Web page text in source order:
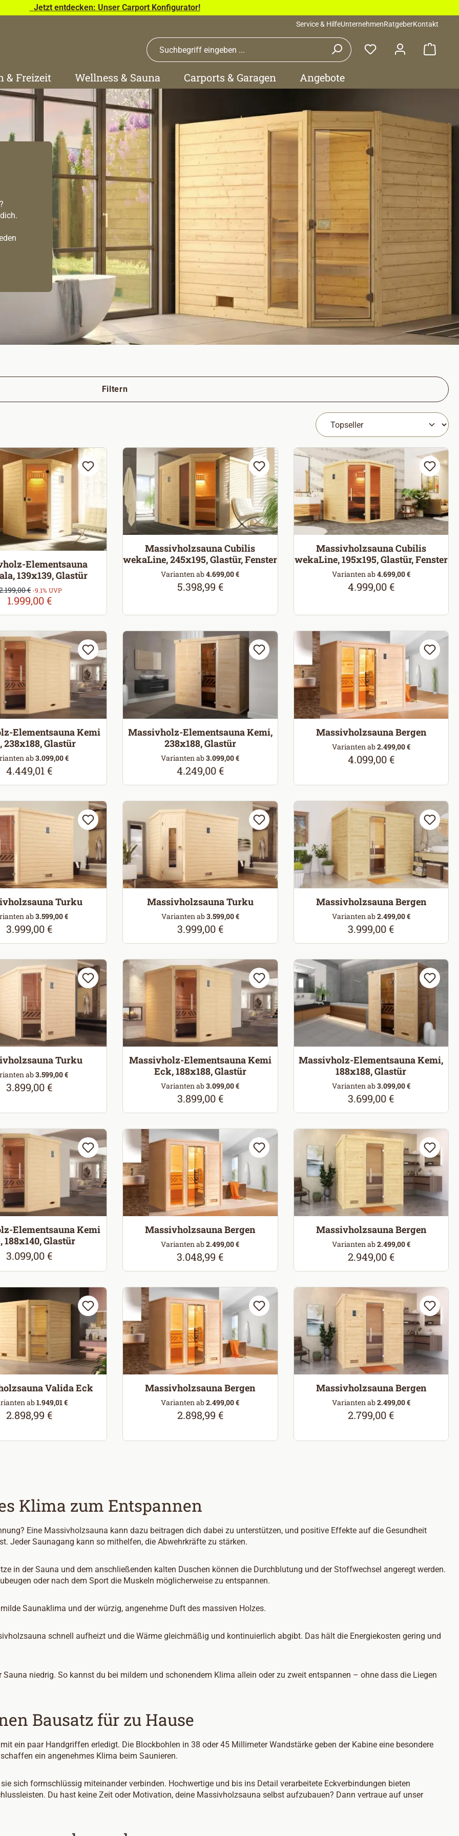
Jetzt entdecken: Unser Carport Konfigurator!
Service & HilfeUnternehmenRatgeberKontakt
& Freizeit Wellness & Sauna Carports & Garagen Angebote
Filtern
Elementsauna
139x139, Glastür
1.999,00 €
Preis:
€ -9.1% UVP
Massivholzsauna Cubilis
wekaLine, 245x195, Glastür, Fenster
Varianten ab4.699,00 €
Regulärer Preis:
5.398,99 €
Massivholzsauna Cubilis
wekaLine, 195x195, Glastür, Fenster
Varianten ab4.699,00 €
Regulärer Preis:
4.999,00 €
Elementsauna Kemi
238x188, Glastür
ab3.099,00 €
Regulärer Preis:
4.449,01 €
Massivholz-Elementsauna Kemi,
238x188, Glastür
Varianten ab3.099,00 €
Regulärer Preis:
4.249,00 €
Massivholzsauna Bergen
Varianten ab2.499,00 €
Regulärer Preis:
4.099,00 €
Turku
ab3.599,00 €
Regulärer Preis:
3.999,00 €
Massivholzsauna Turku
Varianten ab3.599,00 €
Regulärer Preis:
3.999,00 €
Massivholzsauna Bergen
Varianten ab2.499,00 €
Regulärer Preis:
3.999,00 €
Turku
ab3.599,00 €
Regulärer Preis:
3.899,00 €
Massivholz-Elementsauna Kemi
Eck, 188x188, Glastür
Varianten ab3.099,00 €
Regulärer Preis:
3.899,00 €
Massivholz-Elementsauna Kemi,
188x188, Glastür
Varianten ab3.099,00 €
Regulärer Preis:
3.699,00 €
Elementsauna Kemi
188x140, Glastür
Regulärer Preis:
3.099,00 €
Massivholzsauna Bergen
Varianten ab2.499,00 €
Regulärer Preis:
3.048,99 €
Massivholzsauna Bergen
Varianten ab2.499,00 €
Regulärer Preis:
2.949,00 €
Valida Eck
ab1.949,01 €
Regulärer Preis:
2.898,99 €
Massivholzsauna Bergen
Varianten ab2.499,00 €
Regulärer Preis:
2.898,99 €
Massivholzsauna Bergen
Varianten ab2.499,00 €
Regulärer Preis:
2.799,00 €
Klima zum Entspannen
Eine Massivholzsauna kann dazu beitragen dich dabei zu unterstützen, und positive Effekte auf die Gesundheit
Jeder Saunagang kann so mithelfen, die Abwehrkräfte zu stärken.
in der Sauna und dem anschließenden kalten Duschen können die Durchblutung und der Stoffwechsel angeregt werden.
oder nach dem Sport die Muskeln möglicherweise zu entspannen.
Saunaklima und der würzig, angenehme Duft des massiven Holzes.
schnell aufheizt und die Wärme gleichmäßig und kontinuierlich abgibt. Das hält die Energiekosten gering und
niedrig. So kannst du bei mildem und schonendem Klima allein oder zu zweit entspannen – ohne dass die Liegen
Bausatz für zu Hause
ein paar Handgriffen erledigt. Die Blockbohlen in 38 oder 45 Millimeter Wandstärke geben der Kabine eine besondere
ein angenehmes Klima beim Saunieren.
sich formschlüssig miteinander verbinden. Hochwertige und bis ins Detail verarbeitete Eckverbindungen bieten
Du hast keine Zeit oder Motivation, deine Massivholzsauna selbst aufzubauen? Dann vertraue auf unser